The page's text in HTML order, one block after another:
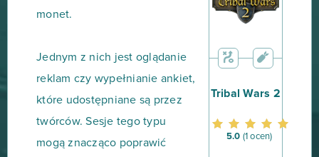
monet.
Jednym z nich jest oglądanie
reklam czy wypełnianie ankiet,
które udostępniane są przez
twórców. Sesje tego typu
mogą znacząco poprawić
Tribal Wars 2
5.0 (1 ocen)